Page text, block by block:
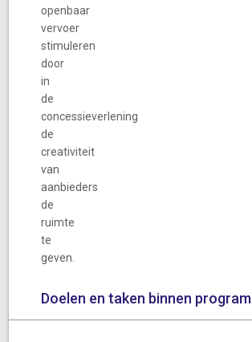
openbaar
vervoer
stimuleren
door
in
de
concessieverlening
de
creativiteit
van
aanbieders
de
ruimte
te
geven.
Doelen en taken binnen